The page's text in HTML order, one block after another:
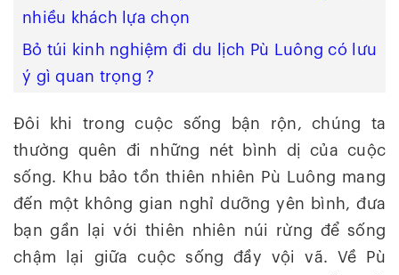
nhiều khách lựa chọn
Bỏ túi kinh nghiệm đi du lịch Pù Luông có lưu
ý gì quan trọng ?
Đôi khi trong cuộc sống bận rộn, chúng ta
thường quên đi những nét bình dị của cuộc
sống. Khu bảo tồn thiên nhiên Pù Luông mang
đến một không gian nghỉ dưỡng yên bình, đưa
bạn gần lại với thiên nhiên núi rừng để sống
chậm lại giữa cuộc sống đầy vội vã. Về Pù